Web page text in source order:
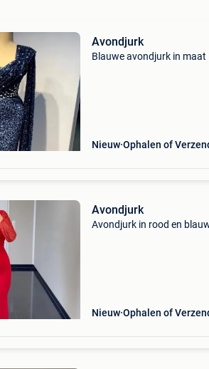
Avondjurk
Blauwe avondjurk in maat
Nieuw Ophalen of
Avondjurk
Avondjurk in rood en
Nieuw Ophalen of